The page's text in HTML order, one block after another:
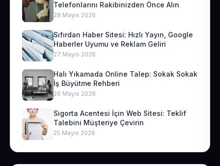
Telefonlarını Rakibinizden Önce Alın
28 Mayıs 2026
Sıfırdan Haber Sitesi: Hızlı Yayın, Google
Haberler Uyumu ve Reklam Geliri
27 Mayıs 2026
Halı Yıkamada Online Talep: Sokak Sokak
İş Büyütme Rehberi
26 Mayıs 2026
Sigorta Acentesi İçin Web Sitesi: Teklif
Talebini Müşteriye Çevirin
25 Mayıs 2026